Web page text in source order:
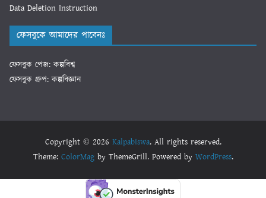
Data Deletion Instruction
ফেসবুকে আমাদের পাবেনঃ
ফেসবুক পেজ: কল্পবিশ্ব
ফেসবুক গ্রুপ: কল্পবিজ্ঞান
Copyright © 2026 Kalpabiswa. All rights reserved.
Theme: ColorMagby ThemeGrill. Powered by WordPress.